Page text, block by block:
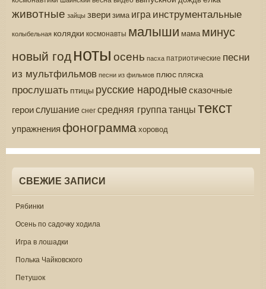
животные зайцы зверизима игра инструментальные
колыбельная колядки космонавты малыши мама минус
новый годнотыосень пасха патриотические песни
из мультфильмов песни из фильмов плюс пляска
прослушать птицы русские народныесказочные
героислушаниеснегсредняя группатанцытекст
упражнения фонограммахоровод
СВЕЖИЕ ЗАПИСИ
Рябинки
Осень по садочку ходила
Игра в лошадки
Полька Чайковского
Петушок